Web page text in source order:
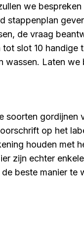
we bespreken
stappenplan
de vraag
slot 10 handige
wassen. Laten we
soorten gordijnen
op het
houden met
zijn echter
beste manier te